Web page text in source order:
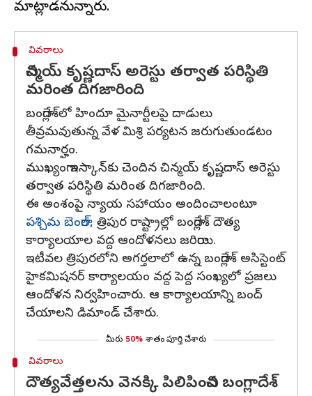
వివరాలు
చిన్మయ్ కృష్ణదాస్ అరెస్టు తర్వాత పరిస్థితి
మరింత దిగజారింది
బంగ్లాదేశ్‌లో హిందూ మైనార్టీలపై దాడులు
తీవ్రమవుతున్న వేళ మిశ్రి పర్యటన జరుగుతుండటం
గమనార్హం.
ముఖ్యంగా ఇస్కాన్‌కు చెందిన చిన్మయ్ కృష్ణదాస్ అరెస్టు
తర్వాత పరిస్థితి మరింత దిగజారింది.
ఈ అంశంపై న్యాయ సహాయం అందించాలంటూ
పశ్చిమ బెంగాల్, త్రిపుర రాష్ట్రాల్లో బంగ్లాదేశ్ దౌత్య
కార్యాలయాల వద్ద ఆందోళనలు జరిగాయి.
ఇటీవల త్రిపురలోని అగర్తలాలో ఉన్న బంగ్లాదేశ్ అసిస్టెంట్
హైకమిషనర్ కార్యాలయం వద్ద పెద్ద సంఖ్యలో ప్రజలు
ఆందోళన నిర్వహించారు. ఆ కార్యాలయాన్ని బంద్
చేయాలని డిమాండ్ చేశారు.
మీరు 50% శాతం పూర్తి చేశారు
వివరాలు
దౌత్యవేత్తలను వెనక్కి పిలిపించిన బంగ్లాదేశ్